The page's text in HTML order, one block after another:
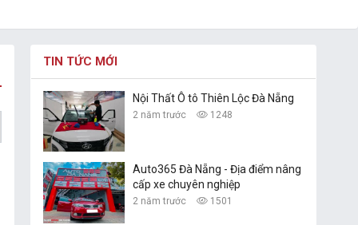
TIN TỨC MỚI
Nội Thất Ô tô Thiên Lộc Đà Nẵng
2 năm trước 1248
Auto365 Đà Nẵng - Địa điểm nâng
cấp xe chuyên nghiệp
2 năm trước 1501